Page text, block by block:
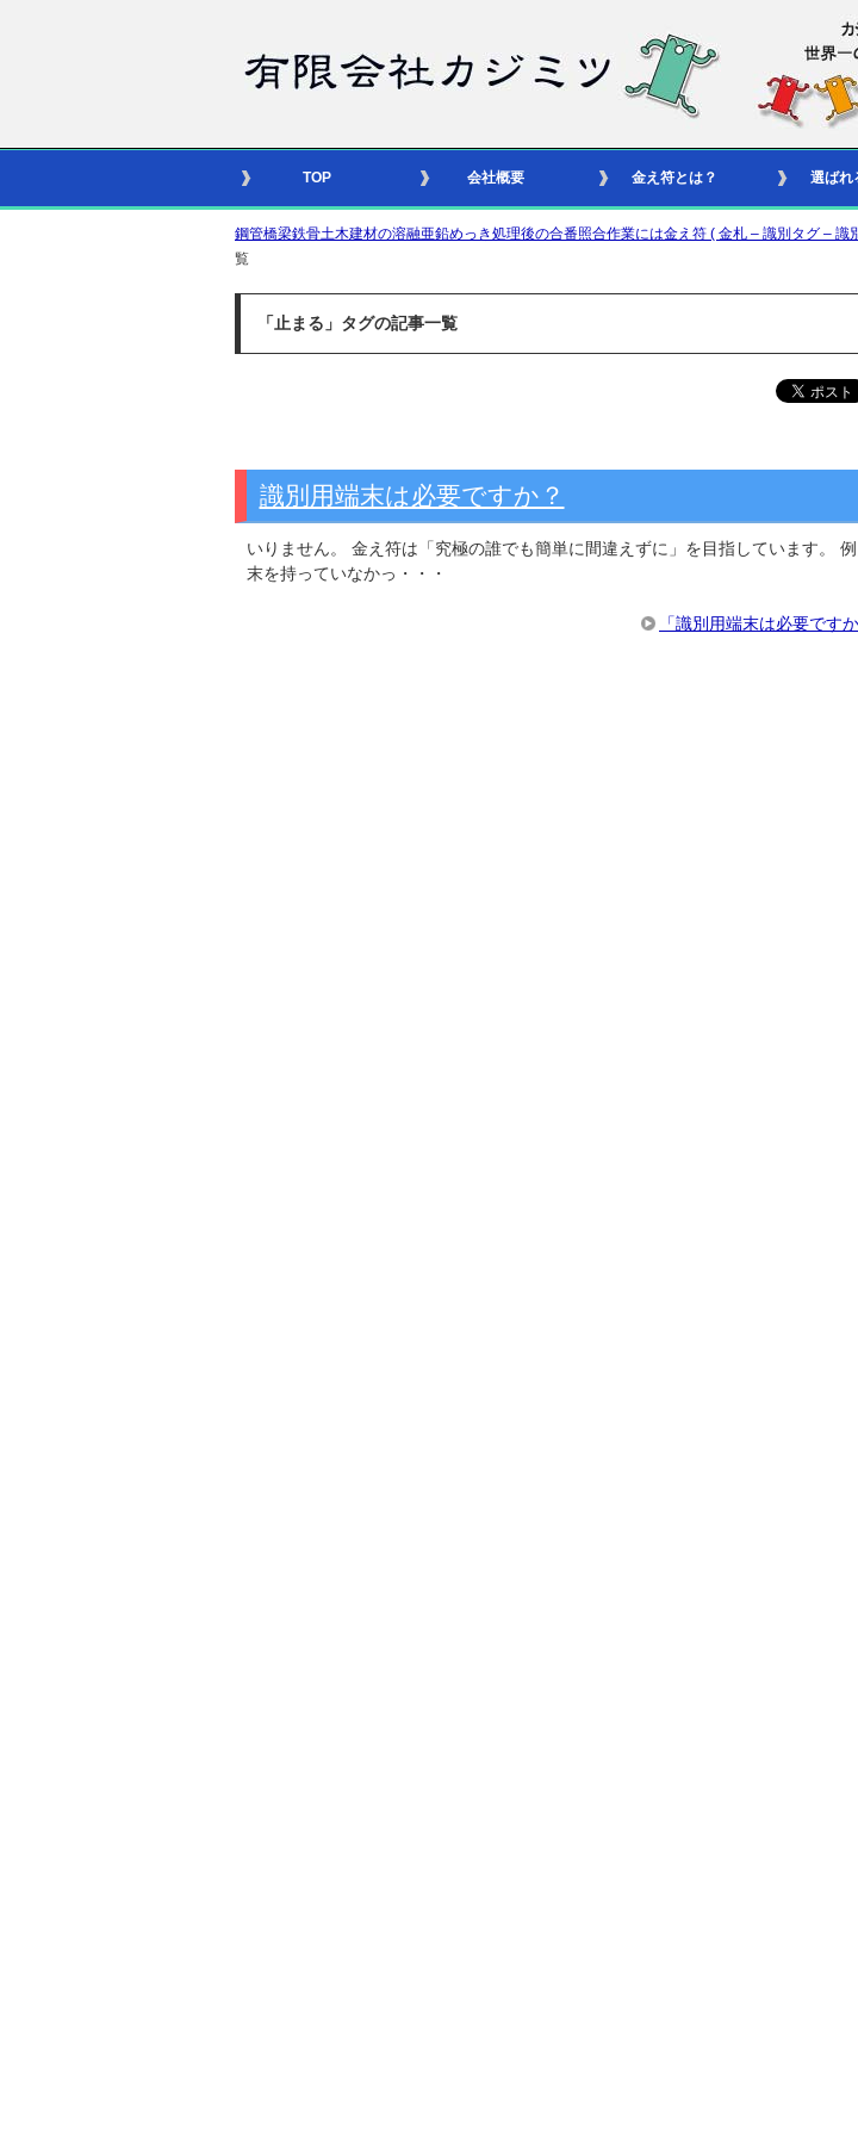
TOP 会社概要 金え符とは？ 選ばれ
鋼管橋梁鉄骨土木建材の溶融亜鉛めっき処理後の合番照合作業には金え符 ( 金札 – 識別タグ –
覧
「止まる」タグの記事一覧
識別用端末は必要ですか？
いりません。 金え符は「究極の誰でも簡単に間違えずに」を目指しています。
末を持っていなかっ・・・
「識別用端末は必要です